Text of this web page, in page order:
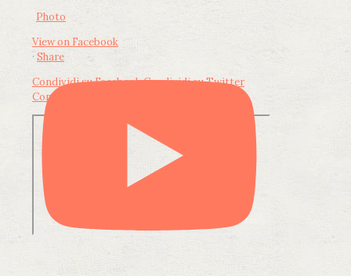
Photo
View on Facebook
· Share
Condividi su FacebookCondividi su Twitter
Condividi su LinkedIn